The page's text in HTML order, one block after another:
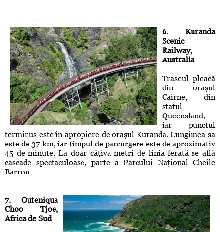
6. Kuranda
Scenic
Railway,
Australia
Traseul pleacă
din oraşul
Cairne, din
statul
Queensland,
iar punctul
terminus este în apropiere de oraşul Kuranda. Lungimea sa
este de 37 km, iar timpul de parcurgere este de aproximativ
45 de minute. La doar câţiva metri de linia ferată se află
cascade spectaculoase, parte a Parcului Naţional Cheile
Barron.
7. Outeniqua
Choo Tjoe,
Africa de Sud